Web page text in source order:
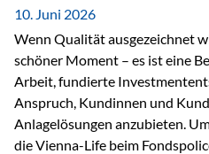
10. Juni 2026
Wenn Qualität ausgezeichnet
schöner Moment – es ist eine
Arbeit, fundierte
Anspruch, Kundinnen und
Anlagelösungen anzubieten.
die Vienna-Life beim